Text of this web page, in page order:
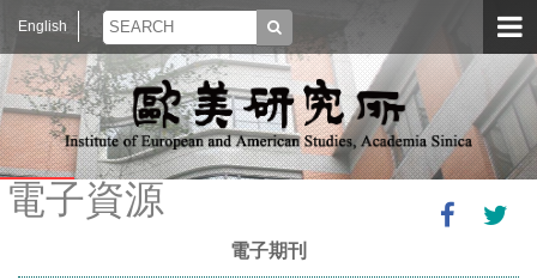
English
電子資源
電子期刊